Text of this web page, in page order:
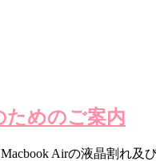
ためのご案内
Airの液晶割れ及